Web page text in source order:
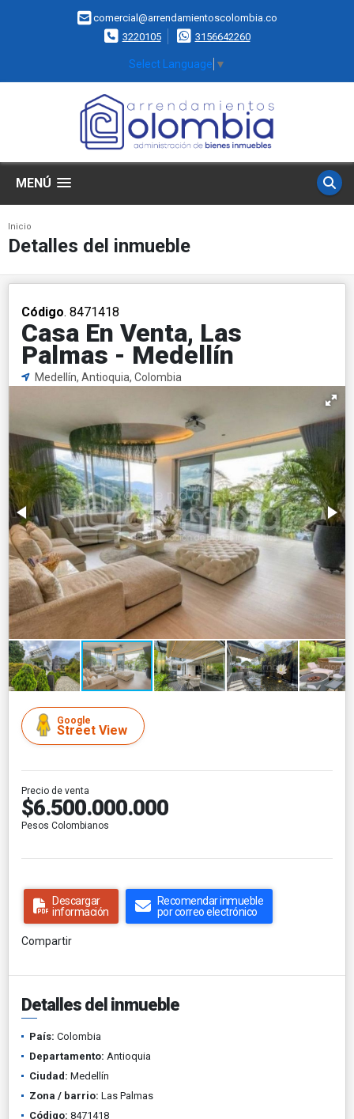
comercial@arrendamientoscolombia.co
3220105
3156642260
Select Language ▼
MENÚ
Inicio
Detalles del inmueble
Código. 8471418
Casa En Venta, Las
Palmas - Medellín
Medellín, Antioquia, Colombia
Google
Street View
Precio de venta
$6.500.000.000
Pesos Colombianos
Descargar
información
Recomendar inmueble
por correo electrónico
Compartir
Detalles del inmueble
País: Colombia
Departamento: Antioquia
Ciudad: Medellín
Zona / barrio: Las Palmas
Código: 8471418